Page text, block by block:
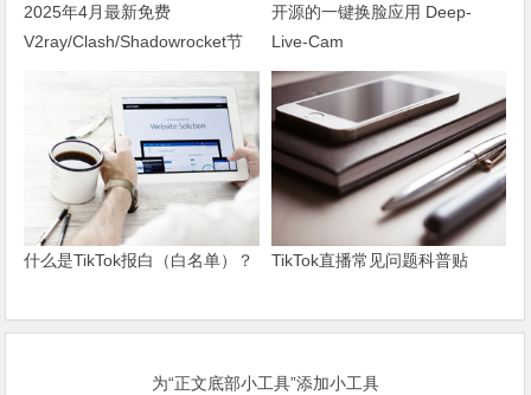
2025年4月最新免费
V2ray/Clash/Shadowrocket节
开源的一键换脸应用 Deep-
Live-Cam
什么是TikTok报白（白名单）？ TikTok直播常见问题科普贴
为“正文底部小工具”添加小工具